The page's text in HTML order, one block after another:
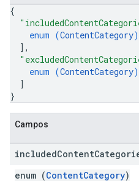
{
enum (ContentCategory)
] ,
enum (ContentCategory)
]
}
Campos
includedContent
enum (ContentCategory)